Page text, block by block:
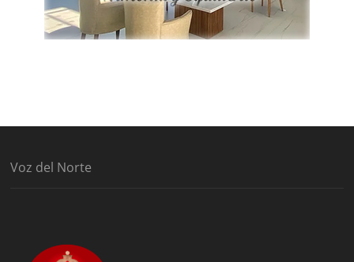
Voz del Norte